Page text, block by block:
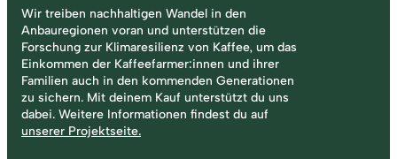
Wir treiben nachhaltigen Wandel in den
Anbauregionen voran und unterstützen die
Forschung zur Klimaresilienz von Kaffee, um das
Einkommen der Kaffeefarmer:innen und ihrer
Familien auch in den kommenden Generationen
zu sichern. Mit deinem Kauf unterstützt du uns
dabei. Weitere Informationen findest du auf
unserer Projektseite.